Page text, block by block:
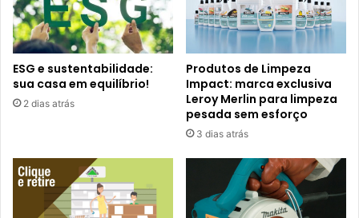
ESG e sustentabilidade:
sua casa em equilíbrio!
2 dias atrás
Produtos de Limpeza
Impact: marca exclusiva
Leroy Merlin para limpeza
pesada sem esforço
3 dias atrás